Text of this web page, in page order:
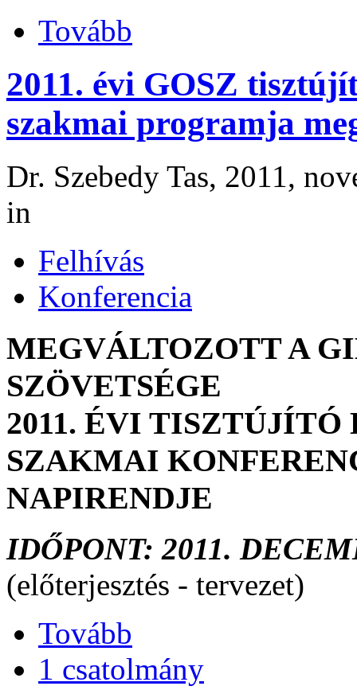
Tovább
2011. évi GOSZ
szakmai programja
Dr. Szebedy Tas, 2011,
in
Felhívás
Konferencia
MEGVÁLTOZOTT A
SZÖVETSÉGE
2011. ÉVI
SZAKMAI
NAPIRENDJE
IDŐPONT: 2011.
(előterjesztés - tervezet)
Tovább
1 csatolmány